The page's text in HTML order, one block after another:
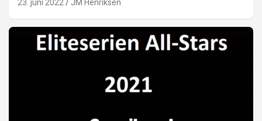
23. juni 2022 JM Henriksen